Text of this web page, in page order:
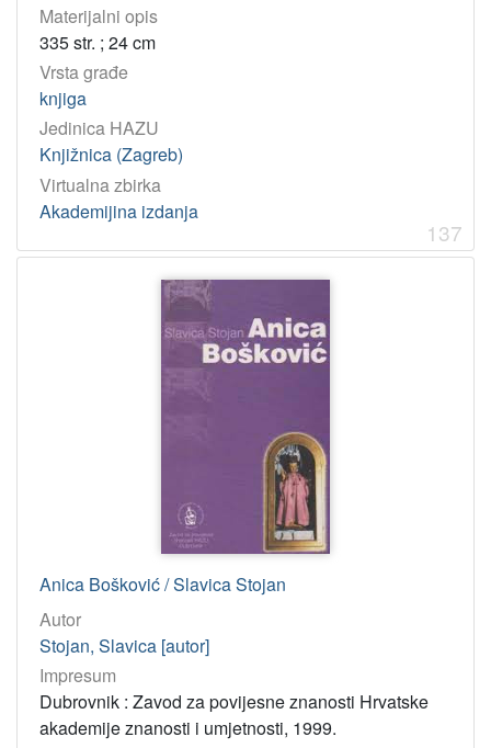
Materijalni opis
335 str. ; 24 cm
Vrsta građe
knjiga
Jedinica HAZU
Knjižnica (Zagreb)
Virtualna zbirka
Akademijina izdanja
137
Anica Bošković / Slavica Stojan
Autor
Stojan, Slavica [autor]
Impresum
Dubrovnik : Zavod za povijesne znanosti Hrvatske
akademije znanosti i umjetnosti, 1999.